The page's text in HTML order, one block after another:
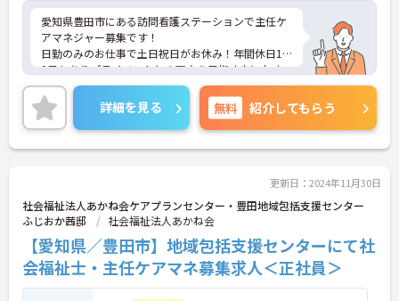
愛知県豊田市にある訪問看護ステーションで主任ケ
アマネジャー募集です！
日勤のみのお仕事で土日祝日がお休み！年間休日12
0日もありプライベートとの両立を目指す方におす
すめの環境です◎
しっかりとしたフォロー体制で、経験に関わらず安
心してスタートできます。
こちらの求人にご興味がございましたら面接のポイ
ントもお伝えしますので是非ご応募お待ちしており
詳細を見る 無料 紹介してもらう
更新日：2024年11月30日
社会福祉法人あかね会ケアプランセンター・豊田地域包括支援センター
ふじおか茜邸
社会福祉法人あかね会
【愛知県／豊田市】地域包括支援センターにて社
会福祉士・主任ケアマネ募集求人＜正社員＞